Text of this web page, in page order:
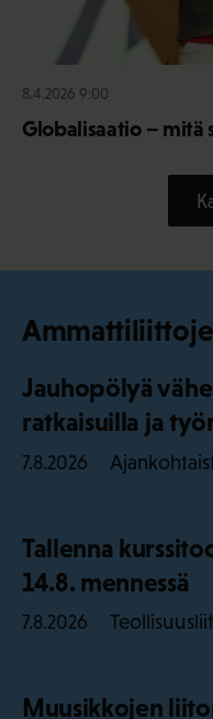
8.4.2026 9:00
Globalisaatio – mitä
Jauhopölyä
ratkaisuilla ja
7.8.2026
Tallenna
14.8. mennessä
7.8.2026
Muusikkojen